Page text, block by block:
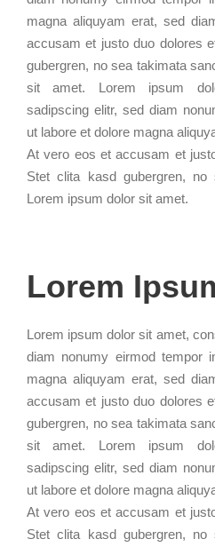
magna aliquyam erat, sed
accusam et justo duo dolores
gubergren, no sea takimata
sit amet. Lorem ipsum
sadipscing elitr, sed diam
ut labore et dolore magna
At vero eos et accusam et
Stet clita kasd gubergren,
Lorem ipsum dolor sit amet.
Lorem
Lorem ipsum dolor sit amet,
diam nonumy eirmod tempor
magna aliquyam erat, sed
accusam et justo duo dolores
gubergren, no sea takimata
sit amet. Lorem ipsum
sadipscing elitr, sed diam
ut labore et dolore magna
At vero eos et accusam et
Stet clita kasd gubergren,